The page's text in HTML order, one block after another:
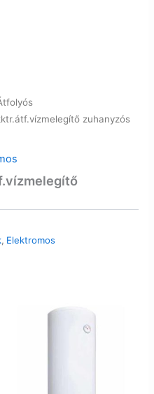
zuhanyzós
, Elektromos